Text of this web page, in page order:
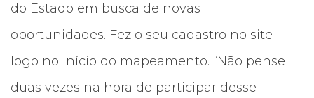
do Estado em busca de novas
oportunidades. Fez o seu cadastro no site
logo no início do mapeamento. “Não pensei
duas vezes na hora de participar desse